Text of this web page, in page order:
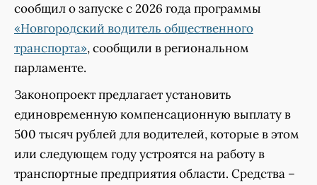
сообщил о запуске с 2026 года программы
«Новгородский водитель общественного
транспорта», сообщили в региональном
парламенте.
Законопроект предлагает установить
единовременную компенсационную выплату в
500 тысяч рублей для водителей, которые в этом
или следующем году устроятся на работу в
транспортные предприятия области. Средства –